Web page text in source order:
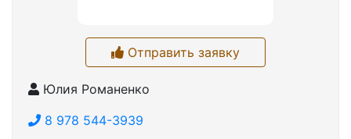
Отправить заявку
Юлия Романенко
8 978 544-3939